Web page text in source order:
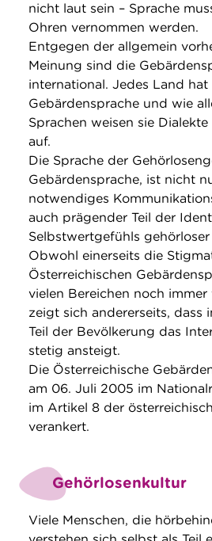
nicht laut sein – Sprache
Ohren vernommen werden.
Entgegen der allgemein
Meinung sind die
international. Jedes Land hat
Gebärdensprache und wie
Sprachen weisen sie
auf.
Die Sprache der
Gebärdensprache, ist nicht
notwendiges
auch prägender Teil der
Selbstwertgefühls gehörloser
Obwohl einerseits die
Österreichischen
vielen Bereichen noch immer
zeigt sich andererseits, dass
Teil der Bevölkerung das
stetig ansteigt.
Die Österreichische
am 06. Juli 2005 im
im Artikel 8 der
verankert.
Gehörlosenkultur
Viele Menschen, die